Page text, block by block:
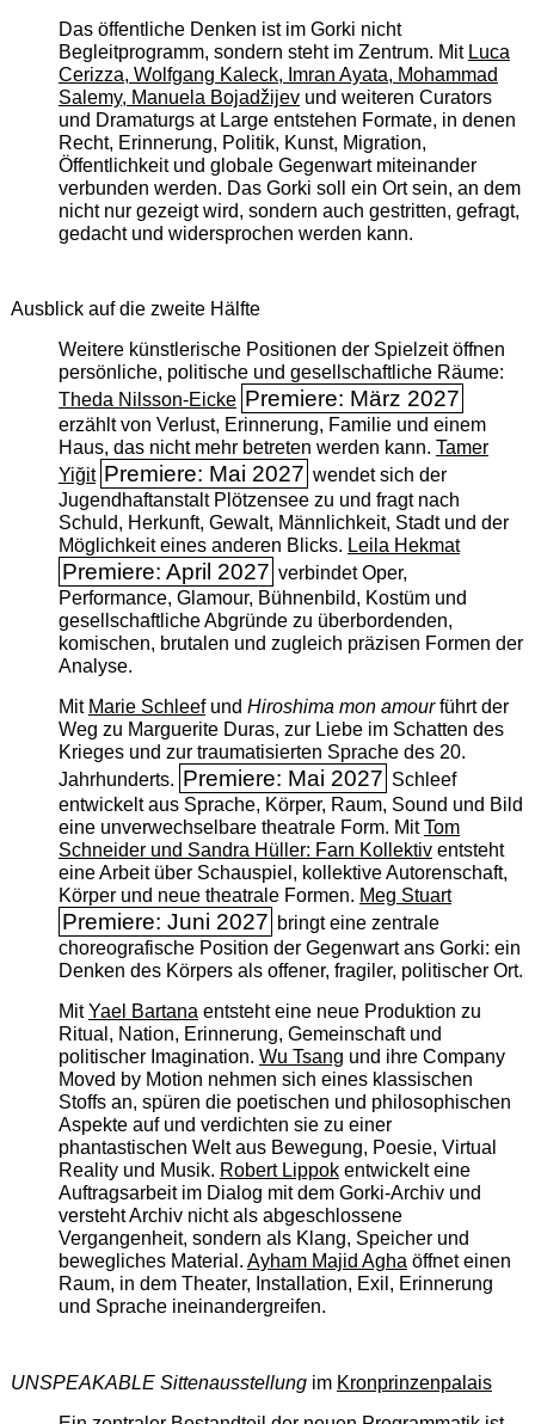
Das öffentliche Denken ist im Gorki nicht
Begleitprogramm, sondern steht im Zentrum. Mit Luca
Cerizza, Wolfgang Kaleck, Imran Ayata, Mohammad
Salemy, Manuela Bojadžijevund weiteren Curators
und Dramaturgs at Large entstehen Formate, in denen
Recht, Erinnerung, Politik, Kunst, Migration,
Öffentlichkeit und globale Gegenwart miteinander
verbunden werden. Das Gorki soll ein Ort sein, an dem
nicht nur gezeigt wird, sondern auch gestritten, gefragt,
gedacht und widersprochen werden kann.
Ausblick auf die zweite Hälfte
Weitere künstlerische Positionen der Spielzeit öffnen
persönliche, politische und gesellschaftliche Räume:
Theda Nilsson-Eicke Premiere: März 2027
erzählt von Verlust, Erinnerung, Familie und einem
Haus, das nicht mehr betreten werden kann. Tamer
Yiğit Premiere: Mai 2027 wendet sich der
Jugendhaftanstalt Plötzensee zu und fragt nach
Schuld, Herkunft, Gewalt, Männlichkeit, Stadt und der
Möglichkeit eines anderen Blicks. Leila Hekmat
Premiere: April 2027 verbindet Oper,
Performance, Glamour, Bühnenbild, Kostüm und
gesellschaftliche Abgründe zu überbordenden,
komischen, brutalen und zugleich präzisen Formen der
Analyse.
Mit Marie Schleefund Hiroshima mon amourführt der
Weg zu Marguerite Duras, zur Liebe im Schatten des
Krieges und zur traumatisierten Sprache des 20.
Jahrhunderts. Premiere: Mai 2027 Schleef
entwickelt aus Sprache, Körper, Raum, Sound und Bild
eine unverwechselbare theatrale Form. MitTom
Schneider und Sandra Hüller: Farn Kollektiventsteht
eine Arbeit über Schauspiel, kollektive Autorenschaft,
Körper und neue theatrale Formen. Meg Stuart
Premiere: Juni 2027 bringt eine zentrale
choreografische Position der Gegenwart ans Gorki: ein
Denken des Körpers als offener, fragiler, politischer Ort.
MitYael Bartanaentsteht eine neue Produktion zu
Ritual, Nation, Erinnerung, Gemeinschaft und
politischer Imagination. Wu Tsang und ihre Company
Moved by Motion nehmen sich eines klassischen
Stoffs an, spüren die poetischen und philosophischen
Aspekte auf und verdichten sie zu einer
phantastischen Welt aus Bewegung, Poesie, Virtual
Reality und Musik. Robert Lippokentwickelt eine
Auftragsarbeit im Dialog mit dem Gorki-Archiv und
versteht Archiv nicht als abgeschlossene
Vergangenheit, sondern als Klang, Speicher und
bewegliches Material. Ayham Majid Aghaöffnet einen
Raum, in dem Theater, Installation, Exil, Erinnerung
und Sprache ineinandergreifen.
UNSPEAKABLE Sittenausstellungim Kronprinzenpalais